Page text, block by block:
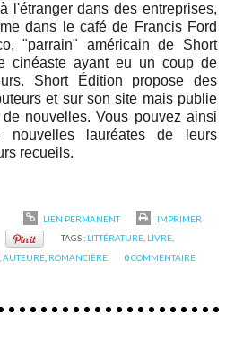
l'étranger dans des entreprises,
dans le café de Francis Ford
"parrain" américain de Short
cinéaste ayant eu un coup de
Short Édition propose des
et sur son site mais publie
nouvelles. Vous pouvez ainsi
nouvelles lauréates de leurs
recueils.
LIEN PERMANENT
IMPRIMER
TAGS : LITTÉRATURE, LIVRE,
,AUTEURE ROMANCIÈRE 0COMMENTAIRE